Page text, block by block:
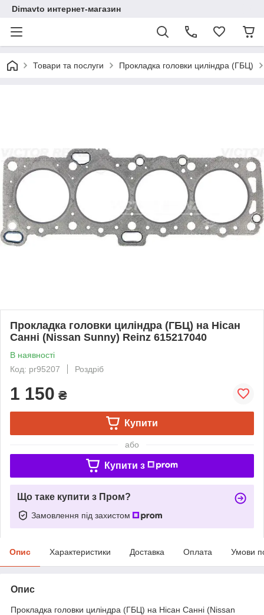
Dimavto интернет-магазин
Товари та послуги Прокладка головки циліндра (ГБЦ)
Прокладка головки циліндра (ГБЦ) на Нісан
Санні (Nissan Sunny) Reinz 615217040
В наявності
Код: pr95207
Роздріб
1 150 ₴
Купити
або
Купити з
Що таке купити з Пром?
Замовлення під захистом
Опис Характеристики Доставка Оплата Умови
Опис
Прокладка головки циліндра (ГБЦ) на Нісан Санні (Nissan